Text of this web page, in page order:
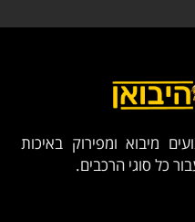
מיבוא ומפירוק באיכות
כל סוגי הרכבים.